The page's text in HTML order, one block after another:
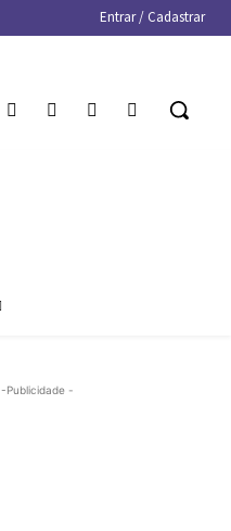
Entrar / Cadastrar
-Publicidade -